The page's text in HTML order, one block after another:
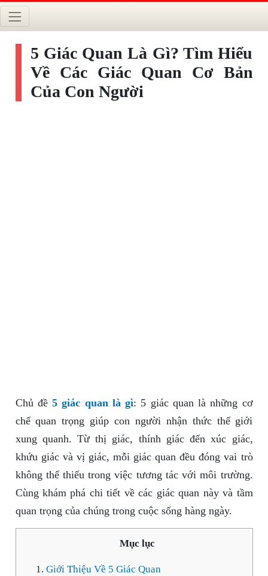
5 Giác Quan Là Gì? Tìm Hiểu
Về Các Giác Quan Cơ Bản
Của Con Người
Chủ đề 5 giác quan là gì: 5 giác quan là những cơ
chế quan trọng giúp con người nhận thức thế giới
xung quanh. Từ thị giác, thính giác đến xúc giác,
khứu giác và vị giác, mỗi giác quan đều đóng vai trò
không thể thiếu trong việc tương tác với môi trường.
Cùng khám phá chi tiết về các giác quan này và tầm
quan trọng của chúng trong cuộc sống hàng ngày.
Mục lục
Giới Thiệu Về 5 Giác Quan